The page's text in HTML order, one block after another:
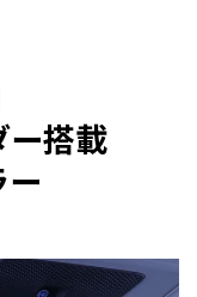
ー搭載